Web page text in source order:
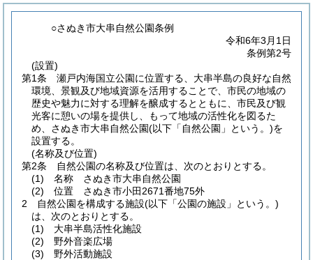
○さぬき市大串自然公園条例
令和6年3月1日
条例第2号
(設置)
第1条
瀬戸内海国立公園に位置する、大串半島の良好な自然
環境、景観及び地域資源を活用することで、市民の地域の
歴史や魅力に対する理解を醸成するとともに、市民及び観
光客に憩いの場を提供し、もって地域の活性化を図るた
め、さぬき市大串自然公園(以下「自然公園」という。)を
設置する。
(名称及び位置)
第2条
自然公園の名称及び位置は、次のとおりとする。
(1)
名称 さぬき市大串自然公園
(2)
位置 さぬき市小田2671番地75外
2
自然公園を構成する施設(以下「公園の施設」という。)
は、次のとおりとする。
(1)
大串半島活性化施設
(2)
野外音楽広場
(3)
野外活動施設